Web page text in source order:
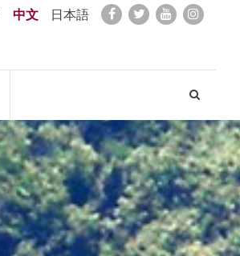
中文 日本語